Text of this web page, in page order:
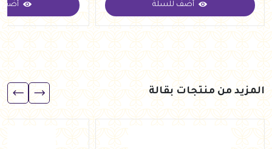
جنيه
أضف للسلة
جنيه
أضف
المزيد من منتجات بقالة